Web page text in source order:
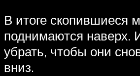
В итоге скопившиеся
поднимаются наверх.
убрать, чтобы они
вниз.